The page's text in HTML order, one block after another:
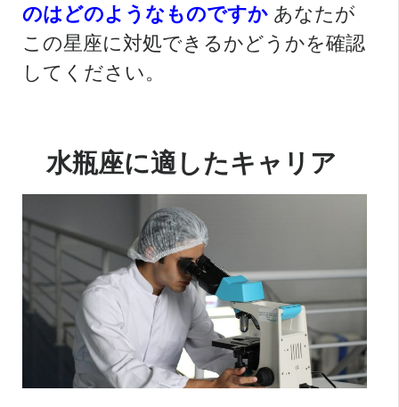
のはどのようなものですか あなたが
この星座に対処できるかどうかを確認
してください。
水瓶座に適したキャリア